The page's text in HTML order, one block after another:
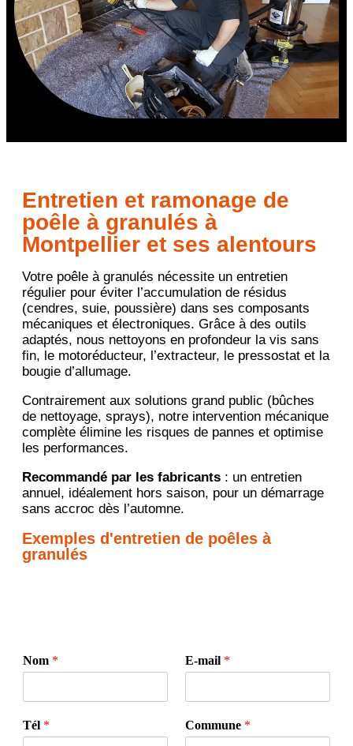
Entretien et ramonage de
poêle à granulés à
Montpellier et ses alentours
Votre poêle à granulés nécessite un entretien
régulier pour éviter l’accumulation de résidus
(cendres, suie, poussière) dans ses composants
mécaniques et électroniques. Grâce à des outils
adaptés, nous nettoyons en profondeur la vis sans
fin, le motoréducteur, l’extracteur, le pressostat et la
bougie d’allumage.
Contrairement aux solutions grand public (bûches
de nettoyage, sprays), notre intervention mécanique
complète élimine les risques de pannes et optimise
les performances.
Recommandé par les fabricants : un entretien
annuel, idéalement hors saison, pour un démarrage
sans accroc dès l’automne.
Exemples d'entretien de poêles à
granulés
Nom * E-mail *
Tél * Commune *